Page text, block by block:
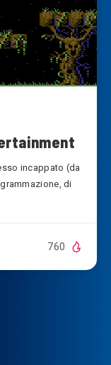
incappato (da
di
760